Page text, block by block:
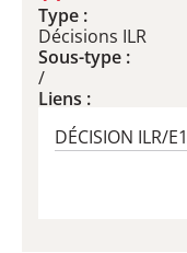
Type :
Décisions ILR
Sous-type :
/
Liens :
DÉCISION ILR/